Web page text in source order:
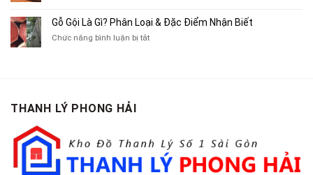
Cũ
TP.HCM
Tạp
Chí
Bán
Áo
Chít
Là
Gỗ Gội Là Gì? Phân Loại & Đặc Điểm Nhận Biết
Chức năng bình luận bị tắtở
Điểm
Nhận
Biết
THANH LÝ PHONG HẢI